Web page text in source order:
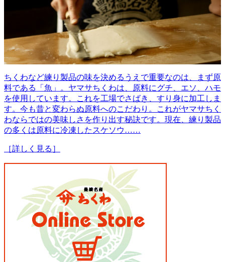
ちくわなど練り製品の味を決めるうえで重要なのは、まず原
料である「魚」。ヤマサちくわは、原料にグチ、エソ、ハモ
を使用しています。これを工場でさばき、すり身に加工しま
す。今も昔と変わらぬ原料へのこだわり。これがヤマサちく
わならではの美味しさを作り出す秘訣です。現在、練り製品
の多くは原料に冷凍したスケソウ……
［詳しく見る］